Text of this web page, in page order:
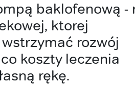
baklofenową -
ktorej
rozwój
koszty leczenia
rękę.